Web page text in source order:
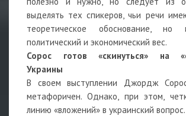
выделять тех спикеров, чьи речи
теоретическое обоснование, но
политический и экономический вес.
Сорос готов «скинуться» на
Украины
В своем выступлении Джордж
метафоричен. Однако, при этом,
линию «вложений» в украинский вопрос.